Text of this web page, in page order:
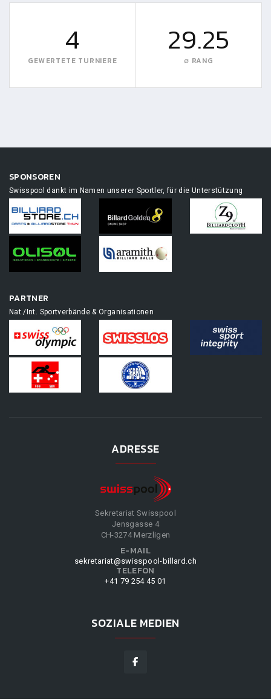
4
GEWERTETE TURNIERE
29.25
∅ RANG
SPONSOREN
Swisspool dankt im Namen unserer Sportler, für die Unterstützung
PARTNER
Nat./Int. Sportverbände & Organisationen
ADRESSE
Sekretariat Swisspool
Jensgasse 4
CH-3274 Merzligen
E-MAIL
sekretariat@swisspool-billard.ch
TELEFON
+41 79 254 45 01
SOZIALE MEDIEN